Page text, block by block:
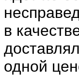
в
одной